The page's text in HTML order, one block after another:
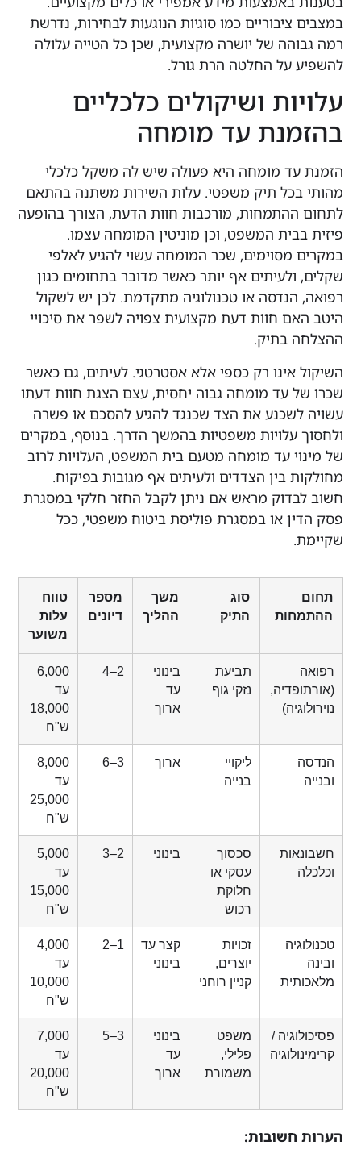
כמו סוגיות הנוגעות לבחירות, נדרשת
של יושרה מקצועית, שכן כל הטייה עלולה
על החלטה הרת גורל.
ושיקולים כלכליים
עד מומחה
מומחה היא פעולה שיש לה משקל כלכלי
תיק משפטי. עלות השירות משתנה בהתאם
מורכבות חוות הדעת, הצורך בהופעה
המשפט, וכן מוניטין המומחה עצמו.
מסוימים, שכר המומחה עשוי להגיע לאלפי
אף יותר כאשר מדובר בתחומים כגון
או טכנולוגיה מתקדמת. לכן יש לשקול
חוות דעת מקצועית צפויה לשפר את סיכויי
בתיק.
אינו רק כספי אלא אסטרטגי. לעיתים, גם כאשר
עד מומחה גבוה יחסית, עצם הצגת חוות דעתו
את הצד שכנגד להגיע להסכם או פשרה
עלויות משפטיות בהמשך הדרך. בנוסף, במקרים
עד מומחה מטעם בית המשפט, העלויות לרוב
בין הצדדים ולעיתים אף מגובות בפיקוח.
מראש אם ניתן לקבל החזר חלקי במסגרת
או במסגרת פוליסת ביטוח משפטי, ככל
סוג
התיק
משך
ההליך
מספר
דיונים
טווח
עלות
תביעת
נזקי גוף
בינוני
עד
2–4
6,000
ליקויי
בנייה
ארוך 3–6
8,000
סכסוך
עסקי או
בינוני 2–3
5,000
זכויות
יוצרים,
קניין רוחני
קצר עד
בינוני
1–2
4,000
/
משפט
פלילי,
בינוני
עד
ארוך
3–5
7,000